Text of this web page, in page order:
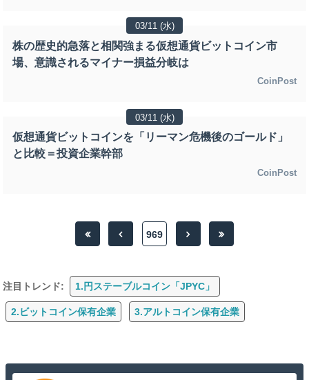
03/11 (水)
株の歴史的急落と相関強まる仮想通貨ビットコイン市
場、意識されるマイナー損益分岐は
CoinPost
03/11 (水)
仮想通貨ビットコインを「リーマン危機後のゴールド」
と比較＝投資企業幹部
CoinPost
969
注目トレンド: 1.円ステーブルコイン「JPYC」
2.ビットコイン保有企業 3.アルトコイン保有企業